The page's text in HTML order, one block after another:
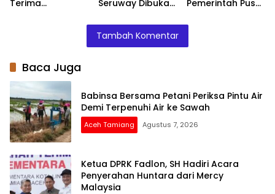
Terima
Seruway Dibuka
Fahmi
Pemerintah Pusat
Normalisasi
Cegah Banjir
Tambah Komentar
Baca Juga
Babinsa Bersama Petani Periksa Pintu Air
Demi Terpenuhi Air ke Sawah
Aceh Tamiang Agustus 7, 2026
Ketua DPRK Fadlon, SH Hadiri Acara
Penyerahan Huntara dari Mercy
Malaysia